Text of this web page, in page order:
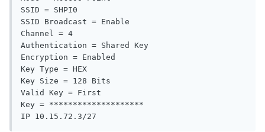
SSID = SHPI0
SSID Broadcast = Enable
Channel = 4
Authentication = Shared Key
Encryption = Enabled
Key Type = HEX
Key Size = 128 Bits
Valid Key = First
Key = ********************
IP 10.15.72.3/27